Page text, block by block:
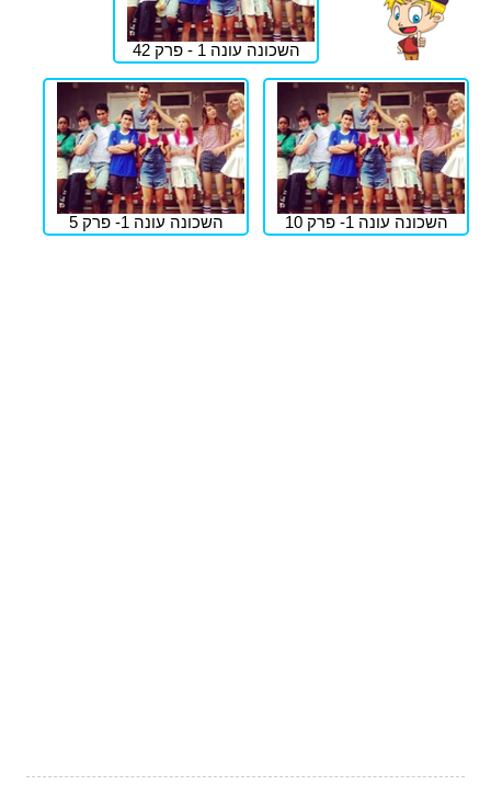
השכונה עונה 1 - פרק 42
השכונה עונה 1- פרק 10 השכונה עונה 1- פרק 5